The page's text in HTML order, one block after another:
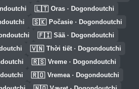
🇱🇹 Oras · Dogondoutchi
🇸🇰 Počasie · Dogondoutchi
🇫🇮 Sää · Dogondoutchi
🇻🇳 Thời tiết · Dogondoutchi
🇷🇸 Vreme · Dogondoutchi
🇷🇴 Vremea · Dogondoutchi